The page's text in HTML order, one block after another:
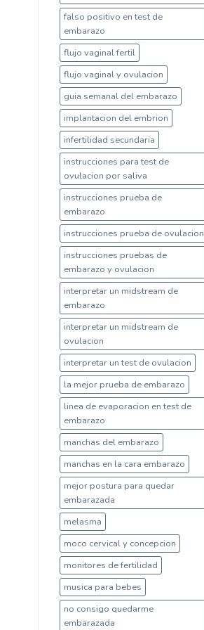
falso positivo en test de
embarazo
flujo vaginal fertil
flujo vaginal y ovulacion
guia semanal del embarazo
implantacion del embrion
infertilidad secundaria
instrucciones para test de
ovulacion por saliva
instrucciones prueba de
embarazo
instrucciones prueba de ovulacion
instrucciones pruebas de
embarazo y ovulacion
interpretar un midstream de
embarazo
interpretar un midstream de
ovulacion
interpretar un test de ovulacion
la mejor prueba de embarazo
linea de evaporacion en test de
embarazo
manchas del embarazo
manchas en la cara embarazo
mejor postura para quedar
embarazada
melasma
moco cervical y concepcion
monitores de fertilidad
musica para bebes
no consigo quedarme
embarazada